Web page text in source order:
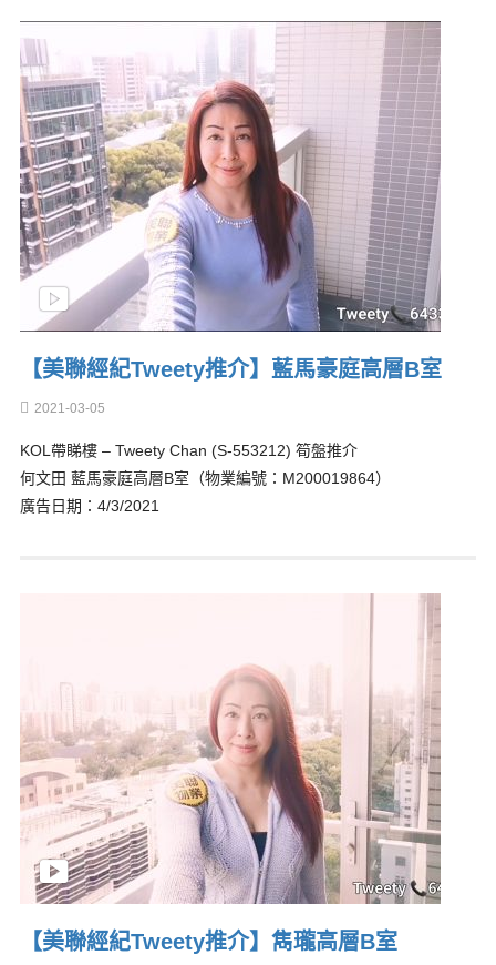
【美聯經紀Tweety推介】藍馬豪庭高層B室
2021-03-05
KOL帶睇樓 – Tweety Chan (S-553212) 筍盤推介
何文田 藍馬豪庭高層B室（物業編號：M200019864）
廣告日期：4/3/2021
【美聯經紀Tweety推介】雋瓏高層B室